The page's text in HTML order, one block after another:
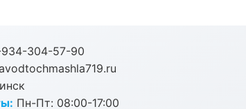
304-57-90
Пн-Пт: 08:00-17:00